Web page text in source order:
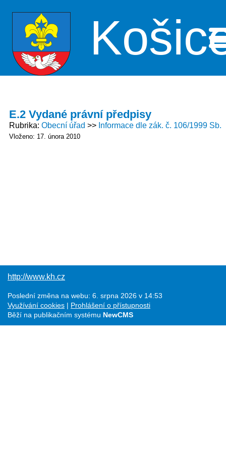
E.2 Vydané právní předpisy
Rubrika Obecní úřad Informace dle zák. č. 106/1999 Sb.
Vloženo: 17. února 2010
http://www.kh.cz
Poslední změna na webu: 6. srpna 2026 v 14:53
Využívání cookies
Prohlášení o přístupnosti
Běží na publikačním systému NewCMS